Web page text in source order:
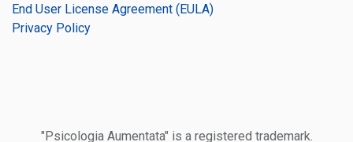
End User License Agreement (EULA)
Privacy Policy
"Psicologia Aumentata" is a registered trademark.